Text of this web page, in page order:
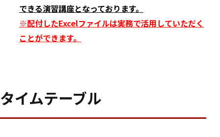
できる演習講座となっております。
※配付したExcelファイルは実務で活用していただく
ことができます。
タイムテーブル